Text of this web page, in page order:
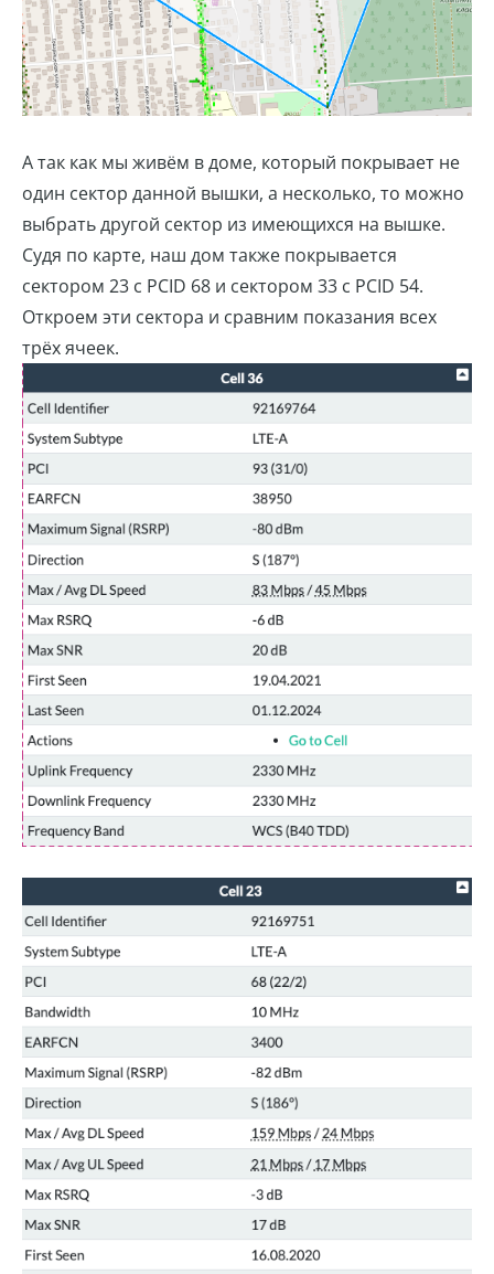
А так как мы живём в доме, который покрывает не
один сектор данной вышки, а несколько, то можно
выбрать другой сектор из имеющихся на вышке.
Судя по карте, наш дом также покрывается
сектором 23 с PCID 68 и сектором 33 с PCID 54.
Откроем эти сектора и сравним показания всех
трёх ячеек.